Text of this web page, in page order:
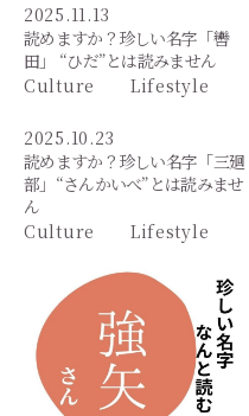
2025.11.13
読めますか？珍しい名字「轡
田」 “ひだ”とは読みません
Culture
Lifestyle
2025.10.23
読めますか？珍しい名字「三廻
部」“さんかいべ”とは読みませ
ん
Culture
Lifestyle